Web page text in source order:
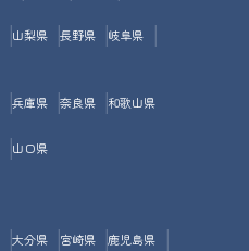
山梨県 長野県
岐阜県
兵庫県 奈良県 和歌山県
山口県
大分県 宮崎県
鹿児島県